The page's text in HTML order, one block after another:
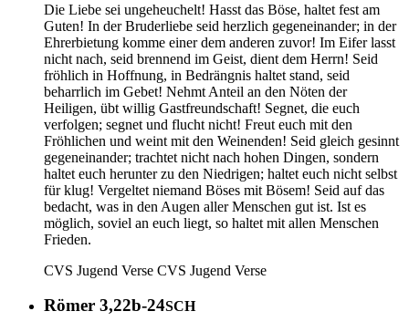
Die Liebe sei ungeheuchelt! Hasst das Böse, haltet fest am
Guten! In der Bruderliebe seid herzlich gegeneinander; in der
Ehrerbietung komme einer dem anderen zuvor! Im Eifer lasst
nicht nach, seid brennend im Geist, dient dem Herrn! Seid
fröhlich in Hoffnung, in Bedrängnis haltet stand, seid
beharrlich im Gebet! Nehmt Anteil an den Nöten der
Heiligen, übt willig Gastfreundschaft! Segnet, die euch
verfolgen; segnet und flucht nicht! Freut euch mit den
Fröhlichen und weint mit den Weinenden! Seid gleich gesinnt
gegeneinander; trachtet nicht nach hohen Dingen, sondern
haltet euch herunter zu den Niedrigen; haltet euch nicht selbst
für klug! Vergeltet niemand Böses mit Bösem! Seid auf das
bedacht, was in den Augen aller Menschen gut ist. Ist es
möglich, soviel an euch liegt, so haltet mit allen Menschen
Frieden.
CVS Jugend Verse CVS Jugend Verse
Römer 3,22b-24SCH